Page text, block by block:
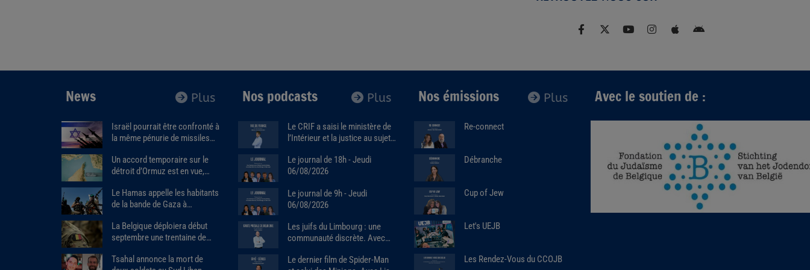
Plus
News
Israël pourrait être confronté à
la même pénurie de missiles
Un accord temporaire sur le
détroit d’Ormuz est en vue,
guerre prendra bientôt fin ».
Le Hamas appelle les habitants
de la bande de Gaza à
des milices armées soutenues
par Israël.
La Belgique déploiera début
septembre une trentaine de
cadre de la nouvelle mission de
Tsahal annonce la mort de
Plus
Nos podcasts
Le CRIF a saisi le ministère de
l’Intérieur et la justice au sujet
Robert Ejnes (07/07/2026)
Le journal de 18h - Jeudi
06/08/2026
Le journal de 9h - Jeudi
06/08/2026
Les juifs du Limbourg : une
communauté discrète. Avec
Le dernier film de Spider-Man
Plus
Nos émissions
Re-connect
Débranche
Cup of Jew
Let's UEJB
Les Rendez-Vous du CCOJB
Avec le soutien de :